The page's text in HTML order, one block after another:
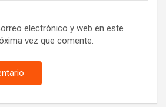
electrónico y web en este
vez que comente.